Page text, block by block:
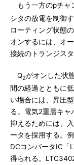
もう一方のpチャ
シタの放電を制御
ローティング状態
オンするには、オ
接続のトランジス
Q2がオンした状
間の経過とともに
い場合には、昇圧
る。電気2重層キャ
抑えるためには、
ータを採用する。
DCコンバータIC「
得られる。